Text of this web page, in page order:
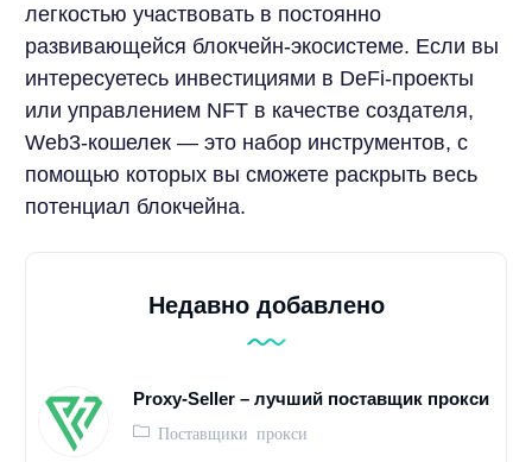
легкостью участвовать в постоянно
развивающейся блокчейн-экосистеме. Если вы
интересуетесь инвестициями в DeFi-проекты
или управлением NFT в качестве создателя,
Web3-кошелек — это набор инструментов, с
помощью которых вы сможете раскрыть весь
потенциал блокчейна.
Недавно добавлено
Proxy-Seller – лучший поставщик прокси
Поставщики прокси